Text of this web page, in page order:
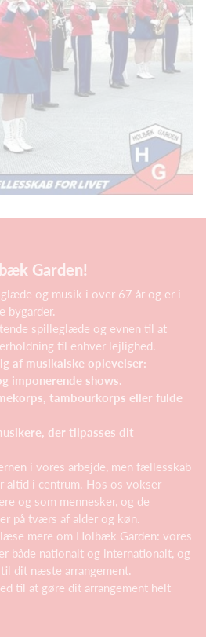
Garden!
og musik i over 67 år og er i
bygarder.
spilleglæde og evnen til at
til enhver lejlighed.
af musikalske oplevelser:
imponerende shows.
tambourkorps eller fulde
der tilpasses dit
i vores arbejde, men fællesskab
altid i centrum. Hos os vokser
og som mennesker, og de
på tværs af alder og køn.
mere om Holbæk Garden: vores
både nationalt og internationalt, og
dit næste arrangement.
til at gøre dit arrangement helt